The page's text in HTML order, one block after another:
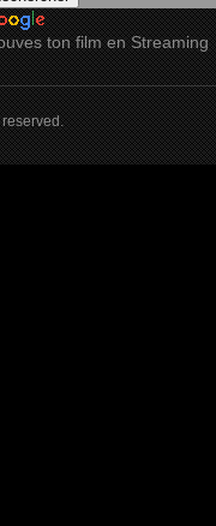
ton film en Streaming